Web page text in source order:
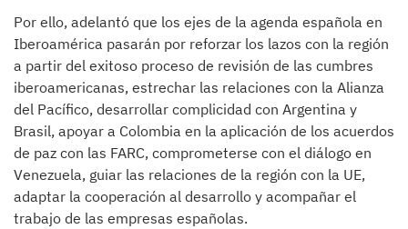
Por ello, adelantó que los ejes de la agenda española en
Iberoamérica pasarán por reforzar los lazos con la región
a partir del exitoso proceso de revisión de las cumbres
iberoamericanas, estrechar las relaciones con la Alianza
del Pacífico, desarrollar complicidad con Argentina y
Brasil, apoyar a Colombia en la aplicación de los acuerdos
de paz con las FARC, comprometerse con el diálogo en
Venezuela, guiar las relaciones de la región con la UE,
adaptar la cooperación al desarrollo y acompañar el
trabajo de las empresas españolas.